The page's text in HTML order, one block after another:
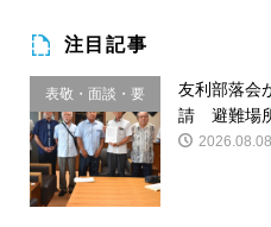
注目記事
表敬・面談・要
請
友利部落会
請 避難場
2026.08.08